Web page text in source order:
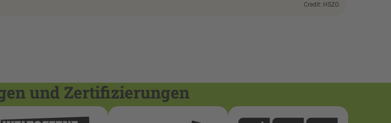
Credit: HSZG
und Zertifizierungen